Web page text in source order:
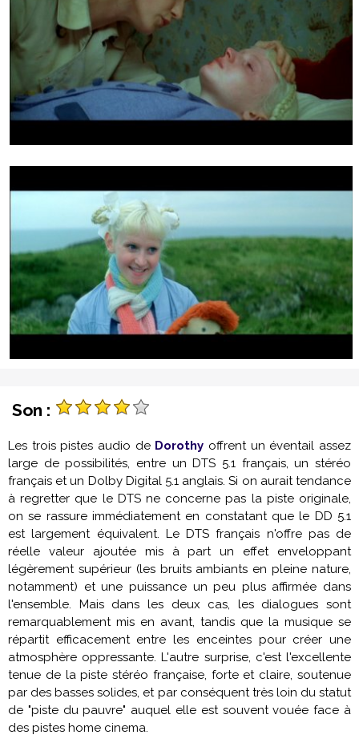
Son :
Les trois pistes audio de Dorothy offrent un éventail assez
large de possibilités, entre un DTS 5.1 français, un stéréo
français et un Dolby Digital 5.1 anglais. Si on aurait tendance
à regretter que le DTS ne concerne pas la piste originale,
on se rassure immédiatement en constatant que le DD 5.1
est largement équivalent. Le DTS français n'offre pas de
réelle valeur ajoutée mis à part un effet enveloppant
légèrement supérieur (les bruits ambiants en pleine nature,
notamment) et une puissance un peu plus affirmée dans
l'ensemble. Mais dans les deux cas, les dialogues sont
remarquablement mis en avant, tandis que la musique se
répartit efficacement entre les enceintes pour créer une
atmosphère oppressante. L'autre surprise, c'est l'excellente
tenue de la piste stéréo française, forte et claire, soutenue
par des basses solides, et par conséquent très loin du statut
de "piste du pauvre" auquel elle est souvent vouée face à
des pistes home cinema.